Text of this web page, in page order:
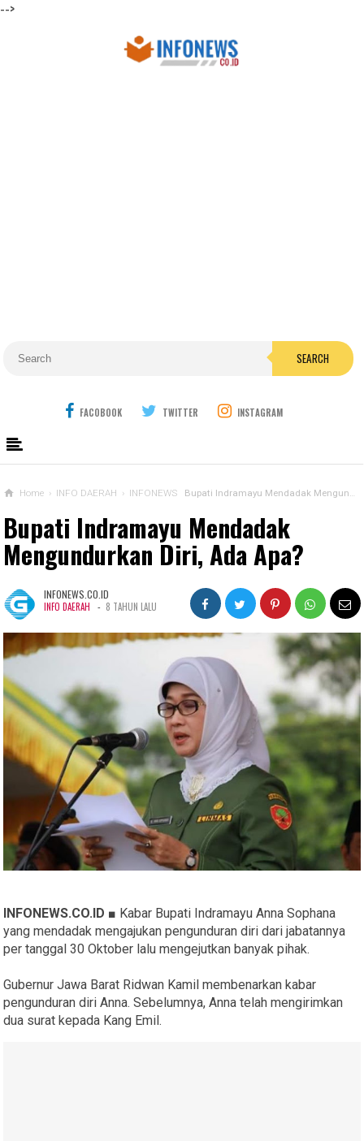
-->
SEARCH
FACOBOOK TWITTER INSTAGRAM
Home › INFO DAERAH › INFONEWS Bupati Indramayu Mendadak Mengundurkan Diri, Ada Apa?
Bupati Indramayu Mendadak
Mengundurkan Diri, Ada Apa?
INFONEWS.CO.ID
INFO DAERAH - 8 TAHUN LALU
INFONEWS.CO.ID ■ Kabar Bupati Indramayu Anna Sophana
yang mendadak mengajukan pengunduran diri dari jabatannya
per tanggal 30 Oktober lalu mengejutkan banyak pihak.
Gubernur Jawa Barat Ridwan Kamil membenarkan kabar
pengunduran diri Anna. Sebelumnya, Anna telah mengirimkan
dua surat kepada Kang Emil.